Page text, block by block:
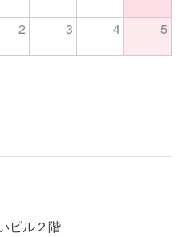
2 3 4 5
ビル２階